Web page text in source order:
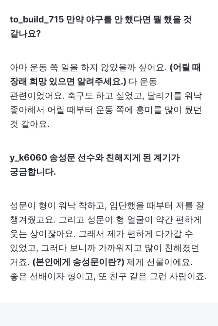
to_build_715 만약 야구를 안 했다면 뭘 했을 것
같나요?
아마 운동 쪽 일을 하지 않았을까 싶어요. (어릴 때
장래 희망 있으면 알려주세요.) 다 운동
관련이었어요. 축구도 하고 싶었고, 달리기를 워낙
좋아해서 어릴 때부터 운동 쪽에 흥미를 많이 뒀던
것 같아요.
y_k6060 송성문 선수와 친해지게 된 계기가
궁금합니다.
성문이 형이 워낙 착하고, 입단했을 때부터 저를 잘
챙겨줬고요. 그리고 성문이 형 얼굴이 약간 편하게
웃는 상이잖아요. 그래서 제가 편하게 다가갈 수
있었고, 그러다 보니까 가까워지고 많이 친해졌던
거죠. (본인에게 송성문이란?) 제게 선물이에요.
좋은 선배이자 형이고, 또 친구 같은 그런 사람이죠.